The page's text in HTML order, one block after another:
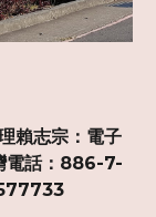
賴志宗：電子
話：886-7-